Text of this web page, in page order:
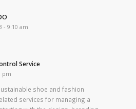
- 9:10 am
Service
pm
shoe and fashion
services for managing a